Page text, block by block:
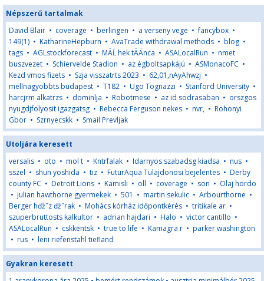
Népszerű tartalmak
David Blair • coverage • berlingen • a verseny vege •fancybox •
149(1) • KatharineHepburn • AvaTrade withdrawal methods • blog •
tags • AGLstockforecast • MÄĹ hek tÄÄnca • ASALocalRun • nmet
buszvezet • Schiervelde Stadion • az égboltsapkájú • ASMonacoFC •
Kezd vmos fizets • Szja visszatrts 2023 • 62,01,nAyAhwzj •
mellnagyobbts budapest • T182 • Ugo Tognazzi • Stanford University •
harcjrm alkatrzs • dominlja • Robotmese • az id sodrasaban • orszgos
nyugdjfolyosit igazgatsg • Rebecca Ferguson nekes • nvr, • Rohonyi
Gbor • Szrnyecskk • Smail Prevljak
Utoljára keresett
versalis • oto • mol t • Kntrfalak • Idarnyos szabadsg kiadsa • nus •
sszel • shun yoshida • tiz • FuturAqua Tulajdonosi bejelentes • Derby
county FC • Detroit Lions • Kamisli • oll • coverage • son • Olaj hordo
• julian hawthorne gyermekek • 501 • martin sekulic • Arbourthorne •
Berger hďż˝z ďż˝rak • Mohács kórház időpontkérés • tritikale ar •
szuperbruttosts kalkultor • adrian hajdari • Halo • victor cantillo •
ASALocalRun • cskkentsk • true to life • Kamagra r • parker washington
• rus • leni riefenstahl tiefland
Gyakran keresett